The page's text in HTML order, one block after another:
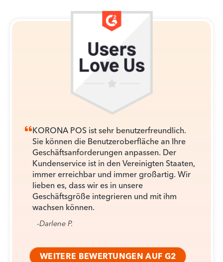
KORONA POS ist sehr benutzerfreundlich.
Sie können die Benutzeroberfläche an Ihre
Geschäftsanforderungen anpassen. Der
Kundenservice ist in den Vereinigten Staaten,
immer erreichbar und immer großartig. Wir
lieben es, dass wir es in unsere
Geschäftsgröße integrieren und mit ihm
wachsen können.
-Darlene P.
WEITERE BEWERTUNGEN AUF G2